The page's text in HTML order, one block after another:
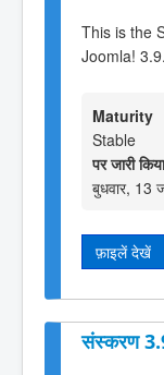
This is the
Joomla!
Maturity
Stable
पर जारी किया
बुधवार, 13
फ़ाइलें देखें
संस्करण